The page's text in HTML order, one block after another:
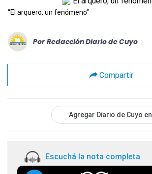
“El arquero, un fenómeno”
Por Redacción Diario de Cuyo
Compartir
Agregar Diario de Cuyo en
Escuchá la nota completa